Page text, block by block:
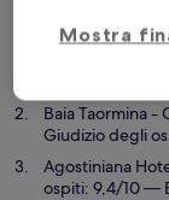
Baia Taormina -
Giudizio degli
Agostiniana
ospiti: 9,4/10 —
Mostra